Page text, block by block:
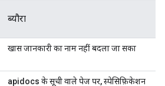
ब्यौरा
खास जानकारी का नाम नहीं बदला जा सका
apidocs के सूची वाले पेज पर, स्पेसिफ़िकेशन